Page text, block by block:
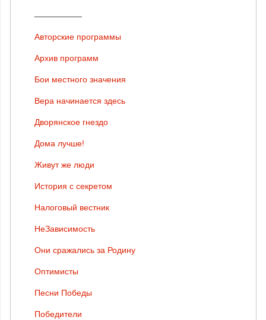
Авторские программы
Архив программ
Бои местного значения
Вера начинается здесь
Дворянское гнездо
Дома лучше!
Живут же люди
История с секретом
Налоговый вестник
НеЗависимость
Они сражались за Родину
Оптимисты
Песни Победы
Победители